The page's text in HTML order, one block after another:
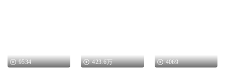
9534 423.6万 4069